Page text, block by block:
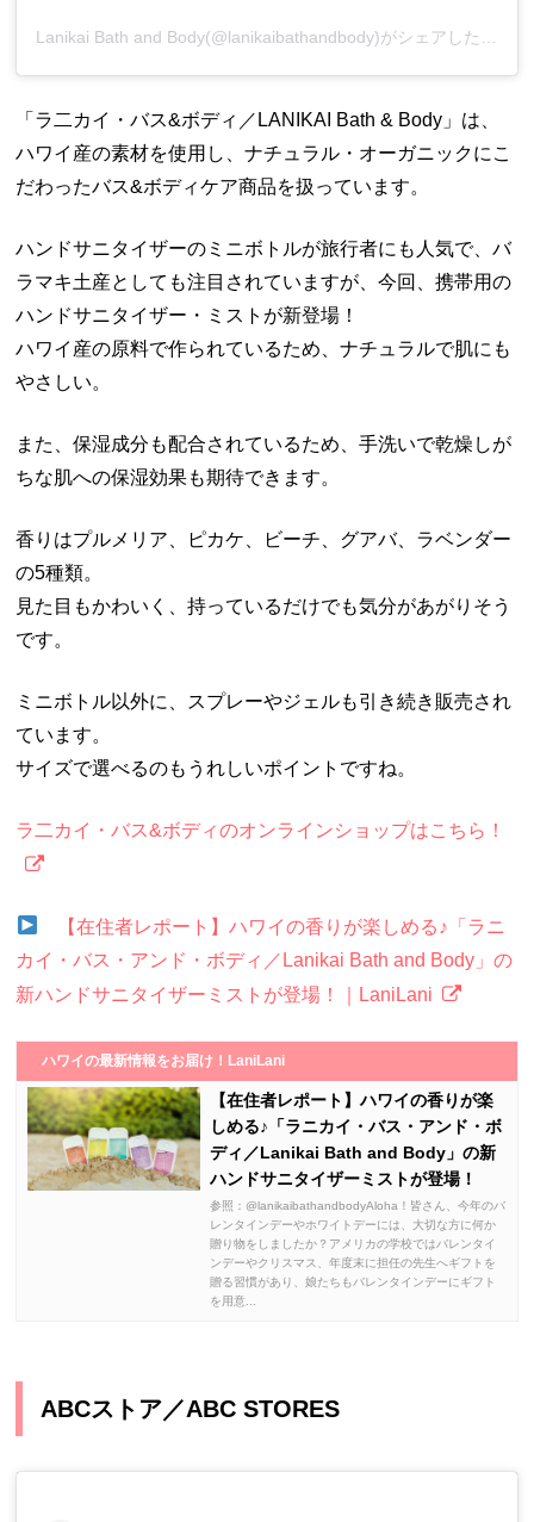
「ラ二カイ・バス&ボディ／LANIKAI Bath & Body」は、
ハワイ産の素材を使用し、ナチュラル・オーガニックにこ
だわったバス&ボディケア商品を扱っています。
ハンドサニタイザーのミニボトルが旅行者にも人気で、バ
ラマキ土産としても注目されていますが、今回、携帯用の
ハンドサニタイザー・ミストが新登場！
ハワイ産の原料で作られているため、ナチュラルで肌にも
やさしい。
また、保湿成分も配合されているため、手洗いで乾燥しが
ちな肌への保湿効果も期待できます。
香りはプルメリア、ピカケ、ビーチ、グアバ、ラベンダー
の5種類。
見た目もかわいく、持っているだけでも気分があがりそう
です。
ミニボトル以外に、スプレーやジェルも引き続き販売され
ています。
サイズで選べるのもうれしいポイントですね。
ラ二カイ・バス&ボディのオンラインショップはこちら！
【在住者レポート】ハワイの香りが楽しめる♪「ラニ
カイ・バス・アンド・ボディ／Lanikai Bath and Body」の
新ハンドサニタイザーミストが登場！｜LaniLani
ハワイの最新情報をお届け！LaniLani
【在住者レポート】ハワイの香りが楽
しめる♪「ラニカイ・バス・アンド・ボ
ディ／Lanikai Bath and Body」の新
ハンドサニタイザーミストが登場！
参照：@lanikaibathandbodyAloha！皆さん、今年のバ
レンタインデーやホワイトデーには、大切な方に何か
贈り物をしましたか？アメリカの学校ではバレンタイ
ンデーやクリスマス、年度末に担任の先生へギフトを
贈る習慣があり、娘たちもバレンタインデーにギフト
を用意...
ABCストア／ABC STORES